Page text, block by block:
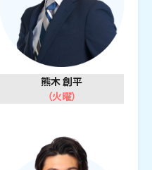
熊木 創平
（火曜）